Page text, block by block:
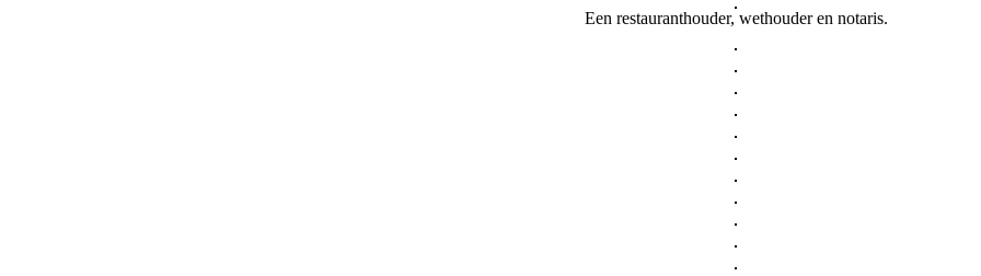
Een restauranthouder, wethouder en notaris.